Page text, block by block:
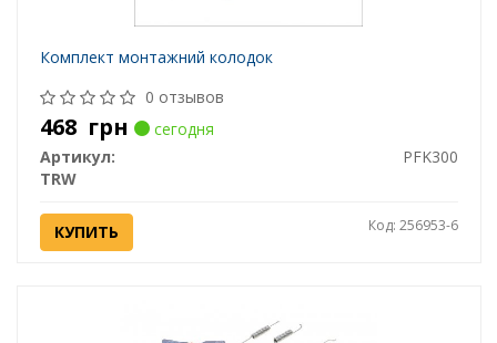
Комплект монтажний колодок
0 отзывов
468 грн
сегодня
Артикул:
PFK300
TRW
КУПИТЬ Код: 256953-6